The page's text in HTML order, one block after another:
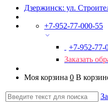
Дзержинск: ул.
+7-952-77-000-55
+7-952-77-
Заказать
Моя корзина 0 В